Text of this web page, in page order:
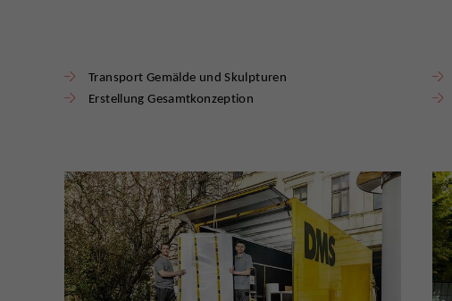
Transport Gemälde und Skulpturen
Erstellung Gesamtkonzeption